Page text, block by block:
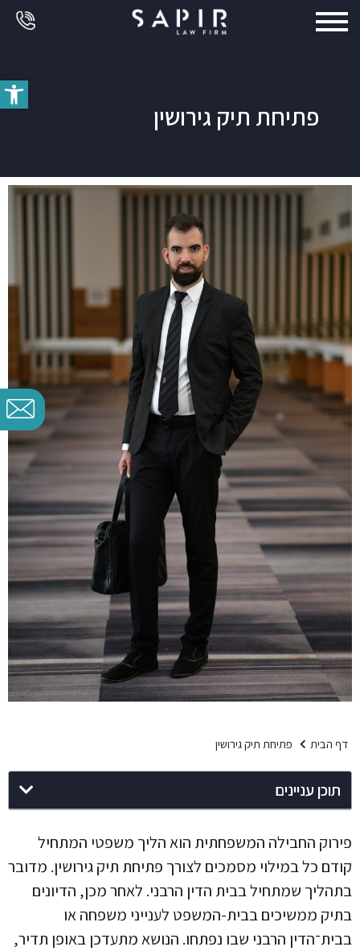
פתח
פתיחת תיק גירושין
דף הבית פתיחת תיק גירושין
תוכן עניינים
פירוק החבילה המשפחתית הוא הליך משפטי המתחיל
קודם כל במילוי מסמכים לצורך פתיחת תיק גירושין. מדובר
בתהליך שמתחיל בבית הדין הרבני. לאחר מכן, הדיונים
בתיק ממשיכים בבית-המשפט לענייני משפחה או
בבית־הדין הרבני שבו נפתחו. הנושא מתעדכן באופן תדיר,